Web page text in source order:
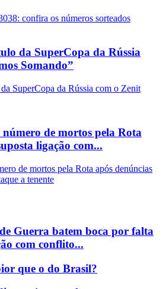
da SuperCopa da Rússia
Somando”
de mortos pela Rota
ligação com...
Guerra batem boca por falta
com conflito...
que o do Brasil?